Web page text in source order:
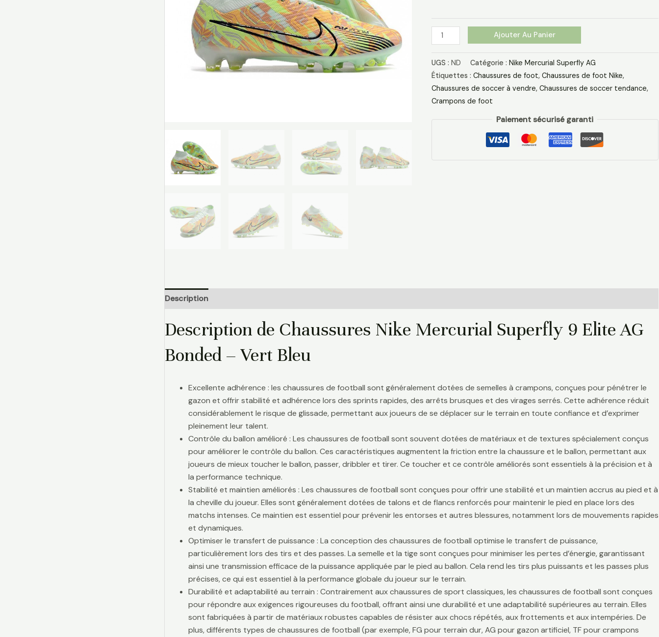
Vert
Bleu
Orange
Ajouter Au Panier
UGS : ND Catégorie : Nike Mercurial Superfly AG
Étiquettes : Chaussures de foot, Chaussures de foot Nike,
Chaussures de soccer à vendre, Chaussures de soccer tendance,
Crampons de foot
Paiement sécurisé garanti
Description
Description de Chaussures Nike Mercurial Superfly 9 Elite AG
Bonded – Vert Bleu
Excellente adhérence : les chaussures de football sont généralement dotées de semelles à crampons, conçues pour pénétrer le
gazon et offrir stabilité et adhérence lors des sprints rapides, des arrêts brusques et des virages serrés. Cette adhérence réduit
considérablement le risque de glissade, permettant aux joueurs de se déplacer sur le terrain en toute confiance et d’exprimer
pleinement leur talent.
Contrôle du ballon amélioré : Les chaussures de football sont souvent dotées de matériaux et de textures spécialement conçus
pour améliorer le contrôle du ballon. Ces caractéristiques augmentent la friction entre la chaussure et le ballon, permettant aux
joueurs de mieux toucher le ballon, passer, dribbler et tirer. Ce toucher et ce contrôle améliorés sont essentiels à la précision et à
la performance technique.
Stabilité et maintien améliorés : Les chaussures de football sont conçues pour offrir une stabilité et un maintien accrus au pied et à
la cheville du joueur. Elles sont généralement dotées de talons et de flancs renforcés pour maintenir le pied en place lors des
matchs intenses. Ce maintien est essentiel pour prévenir les entorses et autres blessures, notamment lors de mouvements rapides
et dynamiques.
Optimiser le transfert de puissance : La conception des chaussures de football optimise le transfert de puissance,
particulièrement lors des tirs et des passes. La semelle et la tige sont conçues pour minimiser les pertes d’énergie, garantissant
ainsi une transmission efficace de la puissance appliquée par le pied au ballon. Cela rend les tirs plus puissants et les passes plus
précises, ce qui est essentiel à la performance globale du joueur sur le terrain.
Durabilité et adaptabilité au terrain : Contrairement aux chaussures de sport classiques, les chaussures de football sont conçues
pour répondre aux exigences rigoureuses du football, offrant ainsi une durabilité et une adaptabilité supérieures au terrain. Elles
sont fabriquées à partir de matériaux robustes capables de résister aux chocs répétés, aux frottements et aux intempéries. De
plus, différents types de chaussures de football (par exemple, FG pour terrain dur, AG pour gazon artificiel, TF pour crampons